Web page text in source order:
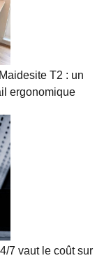
T2 : un
ergonomique
7 vaut le coût sur